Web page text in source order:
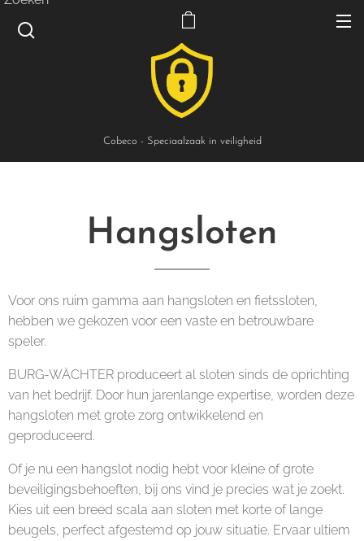
Cobeco - Speciaalzaak in veiligheid
Hangsloten
Voor ons ruim gamma aan hangsloten en fietssloten,
hebben we gekozen voor een vaste en betrouwbare
speler.
BURG-WÄCHTER produceert al sloten sinds de oprichting
van het bedrijf. Door hun jarenlange expertise, worden deze
hangsloten met grote zorg ontwikkelend en
geproduceerd.
Of je nu een hangslot nodig hebt voor kleine of grote
beveiligingsbehoeften, bij ons vind je precies wat je zoekt.
Kies uit een breed scala aan sloten met korte of lange
beugels, perfect afgestemd op jouw situatie. Ervaar ultiem